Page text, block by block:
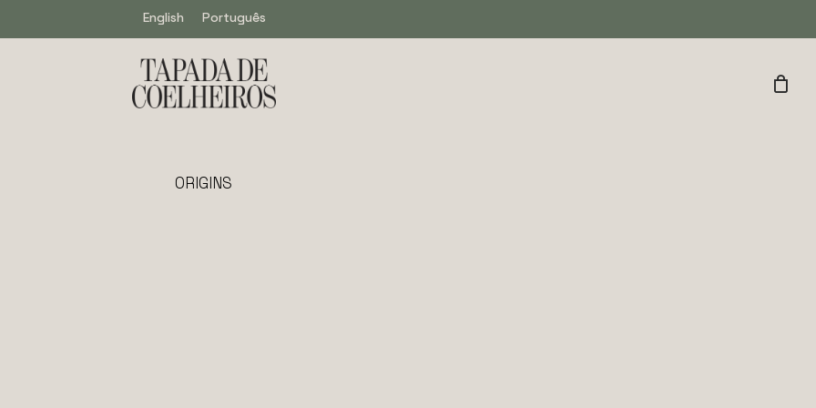
English Português
ORIGINS